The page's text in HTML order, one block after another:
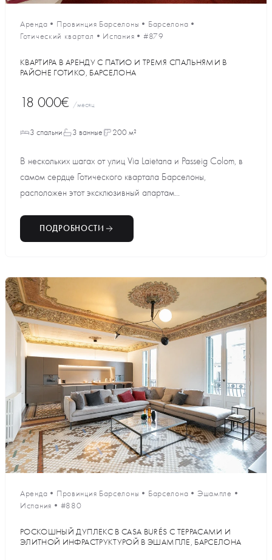
Аренда • Провинция Барселоны • Барселона •
Готический квартал • Испания • #879
КВАРТИРА В АРЕНДУ С ПАТИО И ТРЕМЯ СПАЛЬНЯМИ В
РАЙОНЕ ГОТИКО, БАРСЕЛОНА
18 000€ /месяц
3 спальни 3 ванные 200 м²
В нескольких шагах от улиц Via Laietana и Passeig Colom, в
самом сердце Готического квартала Барселоны,
расположен этот эксклюзивный апартам...
ПОДРОБНОСТИ
Аренда • Провинция Барселоны • Барселона • Эшампле •
Испания • #880
РОСКОШНЫЙ ДУПЛЕКС В CASA BURÉS С ТЕРРАСАМИ И
ЭЛИТНОЙ ИНФРАСТРУКТУРОЙ В ЭШАМПЛЕ, БАРСЕЛОНА